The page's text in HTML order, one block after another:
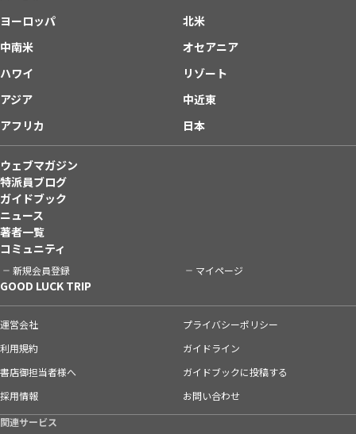
ヨーロッパ
北米
中南米
オセアニア
ハワイ
リゾート
アジア
中近東
アフリカ
日本
ウェブマガジン
特派員ブログ
ガイドブック
ニュース
著者一覧
コミュニティ
新規会員登録 マイページ
GOOD LUCK TRIP
運営会社
プライバシーポリシー
利用規約
ガイドライン
書店御担当者様へ
ガイドブックに投稿する
採用情報
お問い合わせ
関連サービス